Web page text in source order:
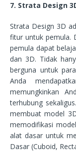
7. Strata Design
Strata Design 3D
fitur untuk pemula.
pemula dapat
dan 3D. Tidak
berguna untuk
Anda
memungkinkan
terhubung
membuat model
memodifikasi
alat dasar untuk
Dasar (Cuboid,